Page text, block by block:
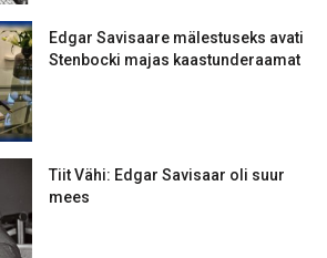
Edgar Savisaare mälestuseks avati
Stenbocki majas kaastunderaamat
Tiit Vähi: Edgar Savisaar oli suur
mees